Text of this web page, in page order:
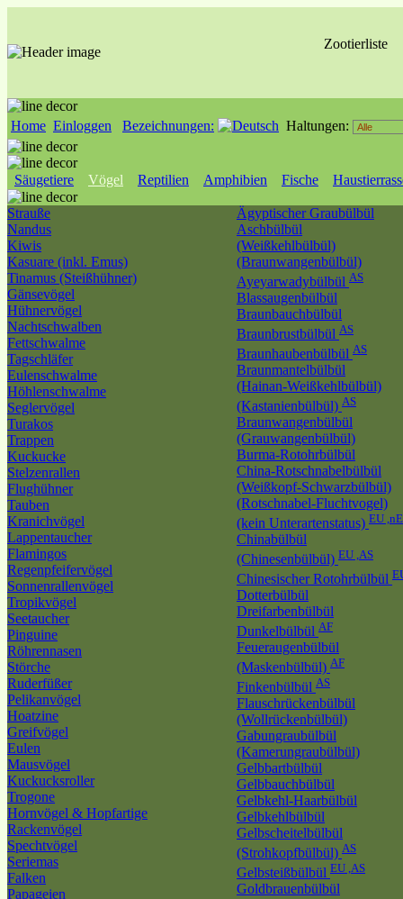
Zootierliste
Home Einloggen Bezeichnungen: Haltungen:
Säugetiere Vögel Reptilien Amphibien Fische
Strauße
Nandus
Kiwis
Kasuare (inkl. Emus)
Tinamus (Steißhühner)
Gänsevögel
Hühnervögel
Nachtschwalben
Fettschwalme
Tagschläfer
Eulenschwalme
Höhlenschwalme
Seglervögel
Turakos
Trappen
Kuckucke
Stelzenrallen
Flughühner
Tauben
Kranichvögel
Lappentaucher
Flamingos
Regenpfeifervögel
Sonnenrallenvögel
Tropikvögel
Seetaucher
Pinguine
Röhrennasen
Störche
Ruderfüßer
Pelikanvögel
Hoatzine
Greifvögel
Eulen
Mausvögel
Kuckucksroller
Trogone
Hornvögel & Hopfartige
Rackenvögel
Spechtvögel
Seriemas
Falken
Papageien
Ägyptischer Graubülbül
Aschbülbül
(Weißkehlbülbül)
(Braunwangenbülbül)
Ayeyarwadybülbül AS
Blassaugenbülbül
Braunbauchbülbül
Braunbrustbülbül AS
Braunhaubenbülbül AS
Braunmantelbülbül
(Hainan-Weißkehlbülbül)
(Kastanienbülbül) AS
Braunwangenbülbül
(Grauwangenbülbül)
Burma-Rotohrbülbül
China-Rotschnabelbülbül
(Weißkopf-Schwarzbülbül)
(Rotschnabel-Fluchtvogel)
(kein Unterartenstatus) EU
Chinabülbül
(Chinesenbülbül) EU ,AS
Chinesischer Rotohrbülbül
Dotterbülbül
Dreifarbenbülbül
Dunkelbülbül AF
Feueraugenbülbül
(Maskenbülbül) AF
Finkenbülbül AS
Flauschrückenbülbül
(Wollrückenbülbül)
Gabungraubülbül
(Kamerungraubülbül)
Gelbbartbülbül
Gelbbauchbülbül
Gelbkehl-Haarbülbül
Gelbkehlbülbül
Gelbscheitelbülbül
(Strohkopfbülbül) AS
Gelbsteißbülbül EU ,AS
Goldbrauenbülbül